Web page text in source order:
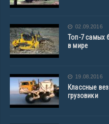
02.09.2016
Топ-7 самых
в мире
19.08.2016
Классные
грузовики